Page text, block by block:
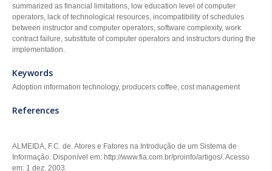
summarized as financial limitations, low education level of computer
operators, lack of technological resources, incompatibility of schedules
between instructor and computer operators, software complexity, work
contract failure, substitute of computer operators and instructors during the
implementation.
Keywords
Adoption information technology, producers coffee, cost management
References
ALMEIDA, F.C. de. Atores e Fatores na Introdução de um Sistema de
Informação. Disponível em: http://www.fia.com.br/proinfo/artigos/. Acesso
em: 1 dez. 2003.